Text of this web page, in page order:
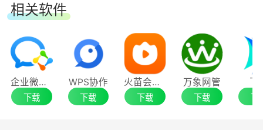
相关软件
企业微信电脑版
下载
WPS协作
下载
火苗会议电脑版
下载
万象网管
下载
飞
下